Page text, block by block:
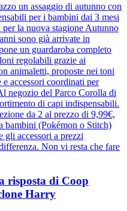
un assaggio di autunno con
per i bambini dai 3 mesi
la nuova stagione Autunno
sono già arrivate in
un guardaroba completo
regolabili grazie ai
animaletti, proposte nei toni
e accessori coordinati per
negozio del Parco Corolla di
di capi indispensabili.
da 2 al prezzo di 9,99€,
bambini (Pokémon o Stitch)
gli accessori a prezzi
Non vi resta che fare
risposta di Coop
Harry